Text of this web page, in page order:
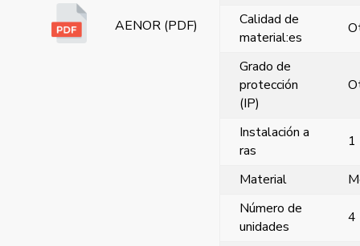
AENOR (PDF)
Calidad de
material:es
Grado de
protección
(IP)
Instalación a
ras
1
Material
Número de
unidades
4